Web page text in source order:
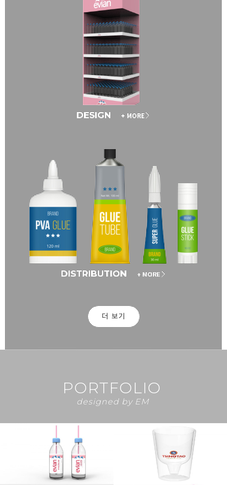
DESIGN + MORE
DISTRIBUTION + MORE
더 보기
PORTFOLIO
designed by EM